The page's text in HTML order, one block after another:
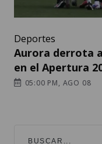
Deportes
Aurora derrota
en el Apertura
05:00 PM, AGO 08